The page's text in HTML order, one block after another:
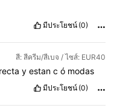
มีประโยชน์ (0)
สี: สีครีม/สีเบจ / ไซส์: EUR40
y estan c ó modas
มีประโยชน์ (0)